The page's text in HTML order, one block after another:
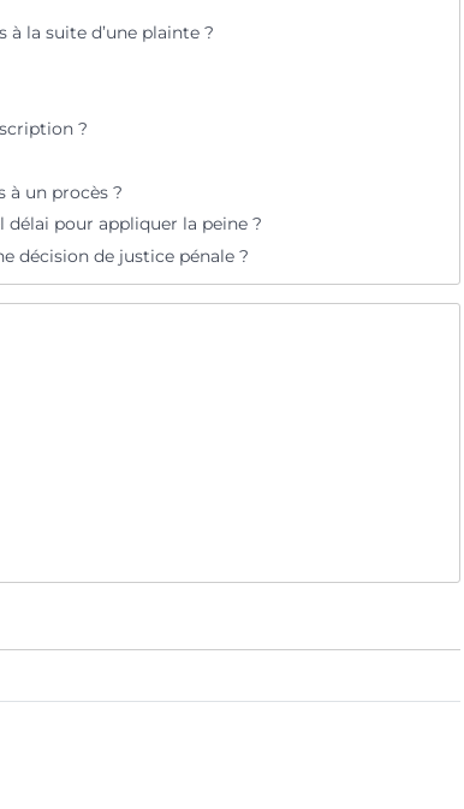
la suite d’une plainte ?
?
à un procès ?
délai pour appliquer la peine ?
décision de justice pénale ?